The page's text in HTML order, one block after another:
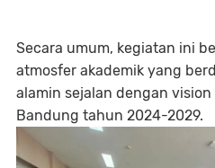
Secara umum, kegiatan ini
atmosfer akademik yang
alamin sejalan dengan
Bandung tahun 2024-2029.